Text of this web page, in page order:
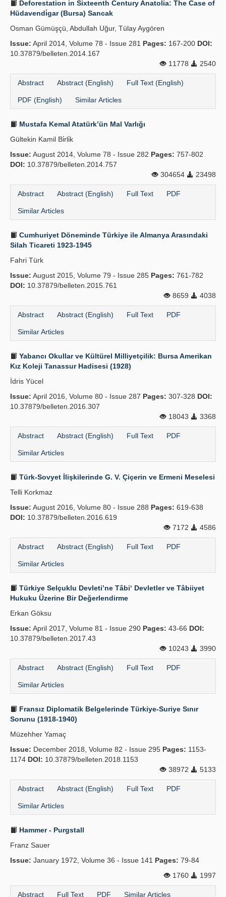
Deforestation in Sixteenth Century Anatolia: The Case of
Hüdavendi̇gar (Bursa) Sancak
Osman Gümüşçü, Abdullah Uğur, Tülay Aygören
Issue: April 2014, Volume 78 - Issue 281 Pages: 167-200 DOI:
10.37879/belleten.2014.167
11778
2540
Abstract Abstract (English) Full Text (English)
PDF (English) Similar Articles
Mustafa Kemal Atatürk’ün Mal Varlığı
Gültekin Kamil Bi̇rli̇k
Issue: August 2014, Volume 78 - Issue 282 Pages: 757-802
DOI: 10.37879/belleten.2014.757
304654
23498
Abstract Abstract (English) Full Text PDF
Similar Articles
Cumhuriyet Döneminde Türkiye ile Almanya Arasındaki
Silah Ticareti 1923-1945
Fahri Türk
Issue: August 2015, Volume 79 - Issue 285 Pages: 761-782
DOI: 10.37879/belleten.2015.761
8659
4038
Abstract Abstract (English) Full Text PDF
Similar Articles
Yabancı Okullar ve Kültürel Milliyetçilik: Bursa Amerikan
Kız Koleji Tanassur Hadisesi (1928)
İdris Yücel
Issue: April 2016, Volume 80 - Issue 287 Pages: 307-328 DOI:
10.37879/belleten.2016.307
18043
3368
Abstract Abstract (English) Full Text PDF
Similar Articles
Türk-Sovyet İlişkilerinde G. V. Çiçerin ve Ermeni Meselesi
Telli Korkmaz
Issue: August 2016, Volume 80 - Issue 288 Pages: 619-638
DOI: 10.37879/belleten.2016.619
7172
4586
Abstract Abstract (English) Full Text PDF
Similar Articles
Türkiye Selçuklu Devleti’ne Tâbi‘ Devletler ve Tâbiiyet
Hukuku Üzerine Bir Değerlendirme
Erkan Göksu
Issue: April 2017, Volume 81 - Issue 290 Pages: 43-66 DOI:
10.37879/belleten.2017.43
10243
3990
Abstract Abstract (English) Full Text PDF
Similar Articles
Fransız Diplomatik Belgelerinde Türkiye-Suriye Sınır
Sorunu (1918-1940)
Müzehher Yamaç
Issue: December 2018, Volume 82 - Issue 295 Pages: 1153-
1174 DOI: 10.37879/belleten.2018.1153
38972
5133
Abstract Abstract (English) Full Text PDF
Similar Articles
Hammer - Purgstall
Franz Sauer
Issue: January 1972, Volume 36 - Issue 141 Pages: 79-84
1760
1997
Abstract Full Text PDF Similar Articles